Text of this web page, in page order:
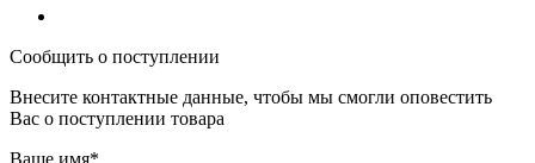
Сообщить о поступлении
Внесите контактные данные, чтобы мы смогли оповестить
Вас о поступлении товара
Ваше имя*